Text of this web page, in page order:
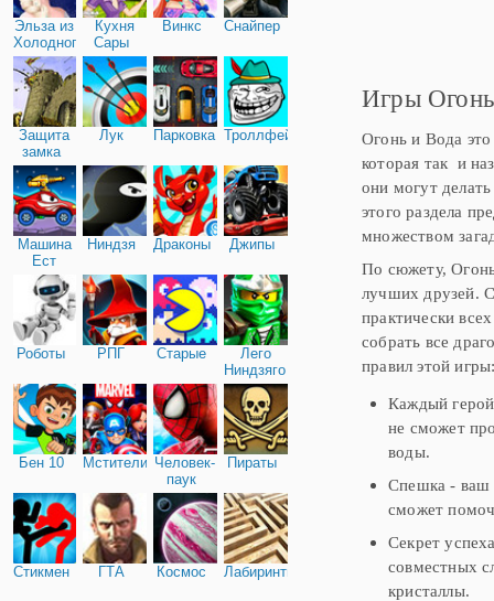
Эльза из
Холодного
сердца
Кухня
Сары
Винкс Снайпер
Защита
замка
Лук Парковка Троллфейс
Машина
Ест
Машину
Ниндзя Драконы Джипы
Роботы РПГ Старые
Лего
Ниндзяго
Бен 10 Мстители Человек-
паук
Пираты
Стикмен ГТА Космос Лабиринты
Игры
Огонь и Вода
которая так и
они могут
этого раздела
множеством
По сюжету,
лучших друзей.
практически
собрать все
правил этой
Каждый
не сможет
воды.
Спешка - ваш
сможет
Секрет
совместных
кристаллы.